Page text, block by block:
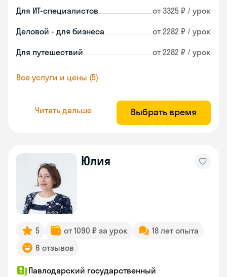
Для ИТ-специалистов от 3325 ₽ / урок
Деловой - для бизнеса от 2282 ₽ / урок
Для путешествий от 2282 ₽ / урок
Все услуги и цены (5)
Читать дальше Выбрать время
Юлия
5 от 1090 ₽ за урок
18 лет опыта
6 отзывов
Павлодарский государственный